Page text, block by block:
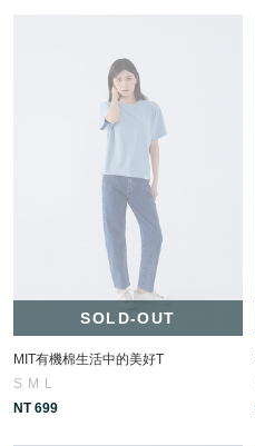
SOLD-OUT
MIT有機棉生活中的美好T
S M L
NT 699